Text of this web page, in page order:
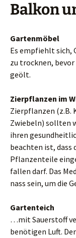
Balkon
Gartenmöbel
Es empfiehlt sich,
zu trocknen,
geölt.
Zierpflanzen im
Zierpflanzen (z.B.
Zwiebeln) sollten
ihren
beachten ist, dass
Pflanzenteile
fallen darf. Das
nass sein, um die
Gartenteich
…mit Sauerstoff
benötigen Luft.